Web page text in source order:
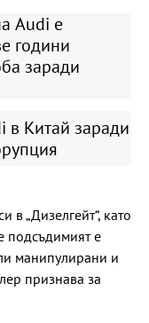
Audi е
години
заради
в Китай заради
„Дизелгейт“, като
подсъдимият е
манипулирани и
признава за